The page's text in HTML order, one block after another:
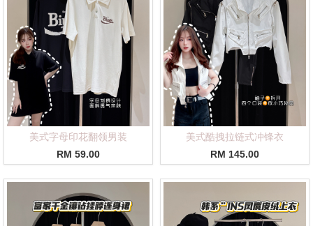
美式字母印花翻领男装
RM 59.00
美式酷拽拉链式冲锋衣
RM 145.00